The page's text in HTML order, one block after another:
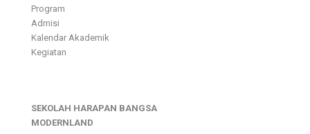
Program
Admisi
Kalendar Akademik
Kegiatan
SEKOLAH HARAPAN BANGSA
MODERNLAND